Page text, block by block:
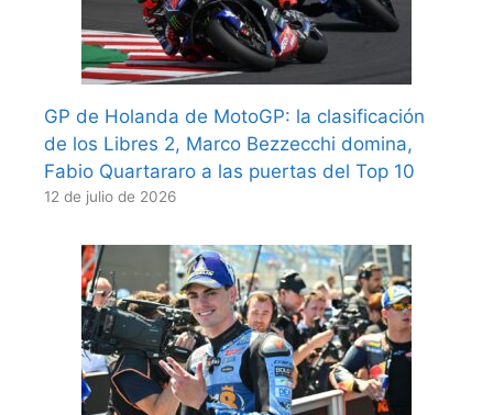
GP de Holanda de MotoGP: la clasificación
de los Libres 2, Marco Bezzecchi domina,
Fabio Quartararo a las puertas del Top 10
12 de julio de 2026